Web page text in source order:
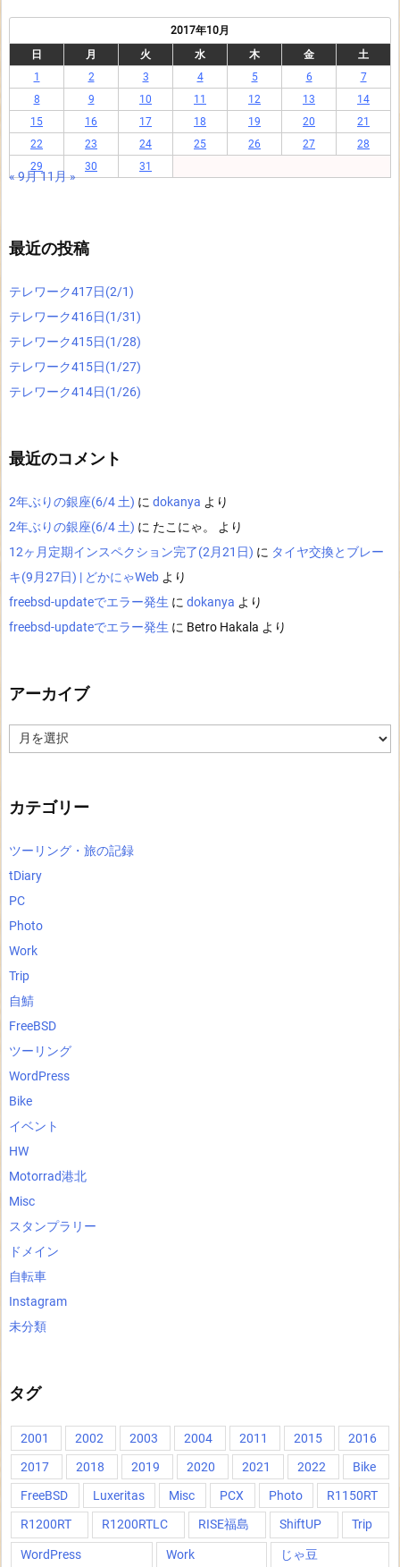
2017年10月
日
月 火 水 木 金
土
1
2 3 4 5 6
7
8
9 10 11 12 13
14
15
16 17 18 19 20
21
22
23 24 25 26 27
28
29
30 31
« 9月11月 »
最近の投稿
テレワーク417日(2/1)
テレワーク416日(1/31)
テレワーク415日(1/28)
テレワーク415日(1/27)
テレワーク414日(1/26)
最近のコメント
2年ぶりの銀座(6/4 土) に dokanya より
2年ぶりの銀座(6/4 土) に たこにゃ。
より
12ヶ月定期インスペクション完了(2月21日) に タイヤ交換とブレー
キ(9月27日) | どかにゃWeb より
freebsd-updateでエラー発生 に dokanya より
freebsd-updateでエラー発生 に Betro Hakala より
アーカイブ
ー
カテゴリー
ツーリング・旅の記録
tDiary
PC
Photo
Work
Trip
自鯖
FreeBSD
ツーリング
WordPress
Bike
イベント
HW
Motorrad港北
Misc
スタンプラリー
ドメイン
自転車
Instagram
未分類
タグ
2001 2002 2003 2004 2011 2015
2016
2017
2018 2019 2020 2021 2022
Bike
FreeBSD
Luxeritas Misc PCX Photo
R1150RT
R1200RT
R1200RTLC RISE福島 ShiftUP Trip
WordPress Work じゃ豆